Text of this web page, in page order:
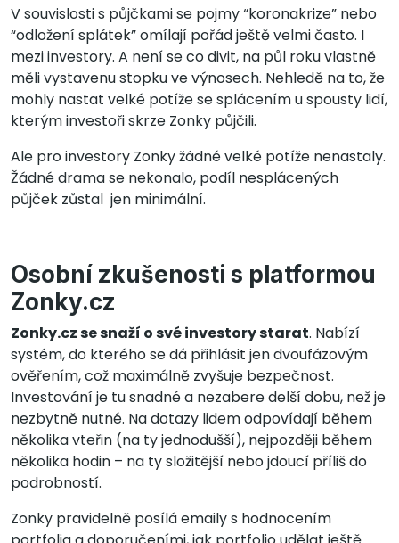
V souvislosti s půjčkami se pojmy “koronakrize” nebo
“odložení splátek” omílají pořád ještě velmi často. I
mezi investory. A není se co divit, na půl roku vlastně
měli vystavenu stopku ve výnosech. Nehledě na to, že
mohly nastat velké potíže se splácením u spousty lidí,
kterým investoři skrze Zonky půjčili.
Ale pro investory Zonky žádné velké potíže nenastaly.
Žádné drama se nekonalo, podíl nesplácených
půjček zůstal jen minimální.
Osobní zkušenosti s platformou
Zonky.cz
Zonky.cz se snaží o své investory starat. Nabízí
systém, do kterého se dá přihlásit jen dvoufázovým
ověřením, což maximálně zvyšuje bezpečnost.
Investování je tu snadné a nezabere delší dobu, než je
nezbytně nutné. Na dotazy lidem odpovídají během
několika vteřin (na ty jednodušší), nejpozději během
několika hodin – na ty složitější nebo jdoucí příliš do
podrobností.
Zonky pravidelně posílá emaily s hodnocením